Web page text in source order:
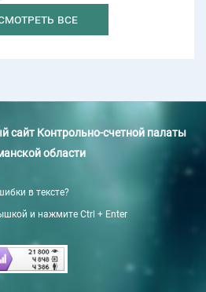
все
сайт Контрольно-счетной палаты
области
в тексте?
и нажмите Ctrl + Enter